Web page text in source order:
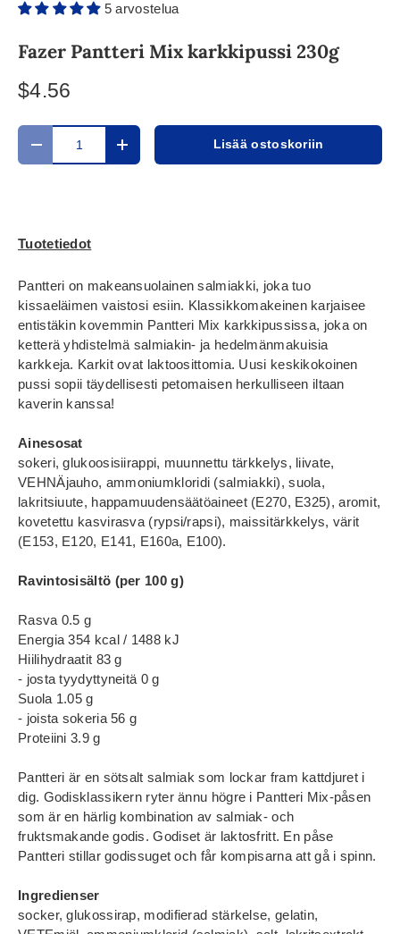
5 arvostelua
Fazer Pantteri Mix karkkipussi 230g
$4.56
Määrä
Translation missing: fi.cart.items.decrease_quantity
Translation missing:Lisää ostoskoriin
Tuotetiedot
Pantteri on makeansuolainen salmiakki, joka tuo
kissaeläimen vaistosi esiin. Klassikkomakeinen karjaisee
entistäkin kovemmin Pantteri Mix karkkipussissa, joka on
ketterä yhdistelmä salmiakin- ja hedelmänmakuisia
karkkeja. Karkit ovat laktoosittomia. Uusi keskikokoinen
pussi sopii täydellisesti petomaisen herkulliseen iltaan
kaverin kanssa!
Ainesosat
sokeri, glukoosisiirappi, muunnettu tärkkelys, liivate,
VEHNÄjauho, ammoniumkloridi (salmiakki), suola,
lakritsiuute, happamuudensäätöaineet (E270, E325), aromit,
kovetettu kasvirasva (rypsi/rapsi), maissitärkkelys, värit
(E153, E120, E141, E160a, E100).
Ravintosisältö (per 100 g)
Rasva 0.5 g
Energia 354 kcal / 1488 kJ
Hiilihydraatit 83 g
- josta tyydyttyneitä 0 g
Suola 1.05 g
- joista sokeria 56 g
Proteiini 3.9 g
Pantteri är en sötsalt salmiak som lockar fram kattdjuret i
dig. Godisklassikern ryter ännu högre i Pantteri Mix-påsen
som är en härlig kombination av salmiak- och
fruktsmakande godis. Godiset är laktosfritt. En påse
Pantteri stillar godissuget och får kompisarna att gå i spinn.
Ingredienser
socker, glukossirap, modifierad stärkelse, gelatin,